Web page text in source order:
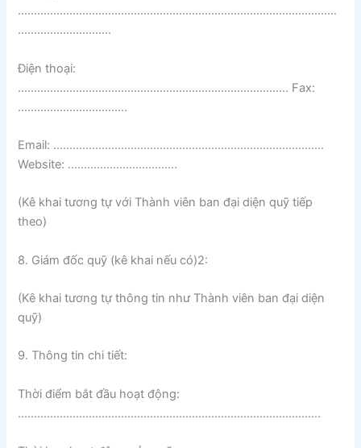
………………………………………………………………………………………
………………………..
Điện thoại:
………………………………………………………………………… Fax:
…………………………….
Email: …………………………………………………………………………
Website: …………………………….
(Kê khai tương tự với Thành viên ban đại diện quỹ tiếp
theo)
8. Giám đốc quỹ (kê khai nếu có)2:
(Kê khai tương tự thông tin như Thành viên ban đại diện
quỹ)
9. Thông tin chi tiết:
Thời điểm bắt đầu hoạt động:
………………………………………………………………………………….